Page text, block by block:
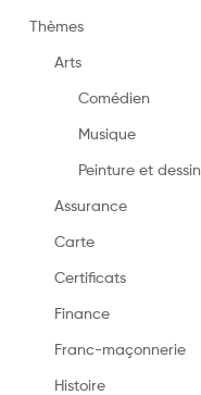
Thèmes
Arts
Comédien
Musique
Peinture et dessin
Assurance
Carte
Certificats
Finance
Franc-maçonnerie
Histoire